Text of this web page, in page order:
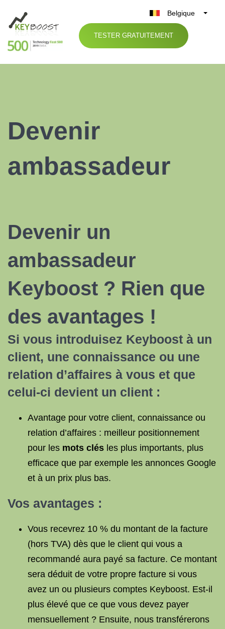
Belgique
België
Nederland
TESTER GRATUITEMENT
Devenir
ambassadeur
Devenir un
ambassadeur
Keyboost ? Rien que
des avantages !
Si vous introduisez Keyboost à un
client, une connaissance ou une
relation d’affaires à vous et que
celui-ci devient un client :
Avantage pour votre client, connaissance ou
relation d’affaires : meilleur positionnement
pour les mots clés les plus importants, plus
efficace que par exemple les annonces Google
et à un prix plus bas.
Vos avantages :
Vous recevrez 10 % du montant de la facture
(hors TVA) dès que le client qui vous a
recommandé aura payé sa facture. Ce montant
sera déduit de votre propre facture si vous
avez un ou plusieurs comptes Keyboost. Est-il
plus élevé que ce que vous devez payer
mensuellement ? Ensuite, nous transférerons